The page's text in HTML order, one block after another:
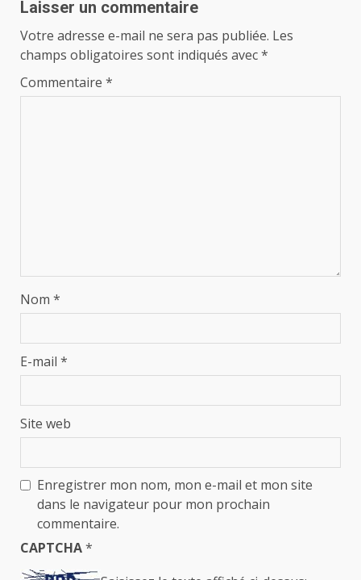
Laisser un commentaire
Votre adresse e-mail ne sera pas publiée. Les
champs obligatoires sont indiqués avec*
Commentaire *
Nom *
E-mail *
Site web
Enregistrer mon nom, mon e-mail et mon site
dans le navigateur pour mon prochain
commentaire.
CAPTCHA*